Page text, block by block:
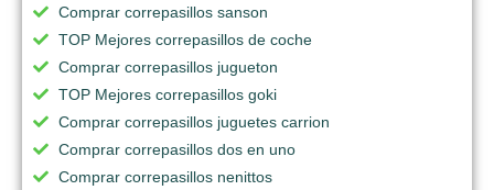
Comprar correpasillos sanson
TOP Mejores correpasillos de coche
Comprar correpasillos jugueton
TOP Mejores correpasillos goki
Comprar correpasillos juguetes carrion
Comprar correpasillos dos en uno
Comprar correpasillos nenittos